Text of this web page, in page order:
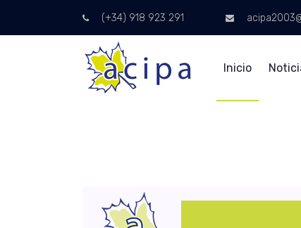
(+34) 918 923 291
Inicio